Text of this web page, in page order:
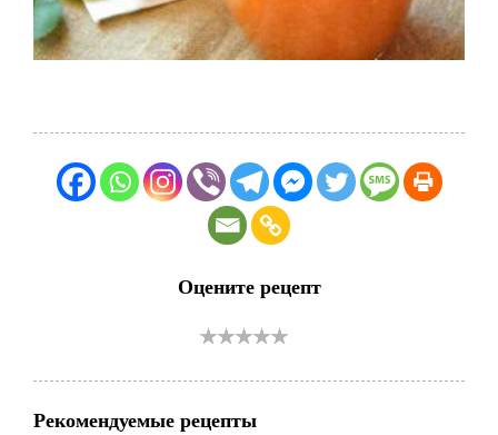
Оцените рецепт
Рекомендуемые рецепты